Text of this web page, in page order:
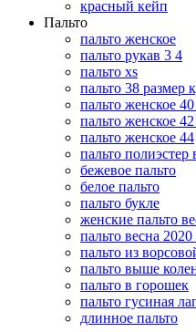
красный кейп
Пальто
пальто женское
пальто рукав 3 4
пальто xs
пальто 38 размер
пальто женское
пальто женское
пальто женское 44
пальто полиэстер
бежевое пальто
белое пальто
пальто букле
женские пальто
пальто весна
пальто из
пальто выше
пальто в горошек
пальто гусиная
длинное пальто